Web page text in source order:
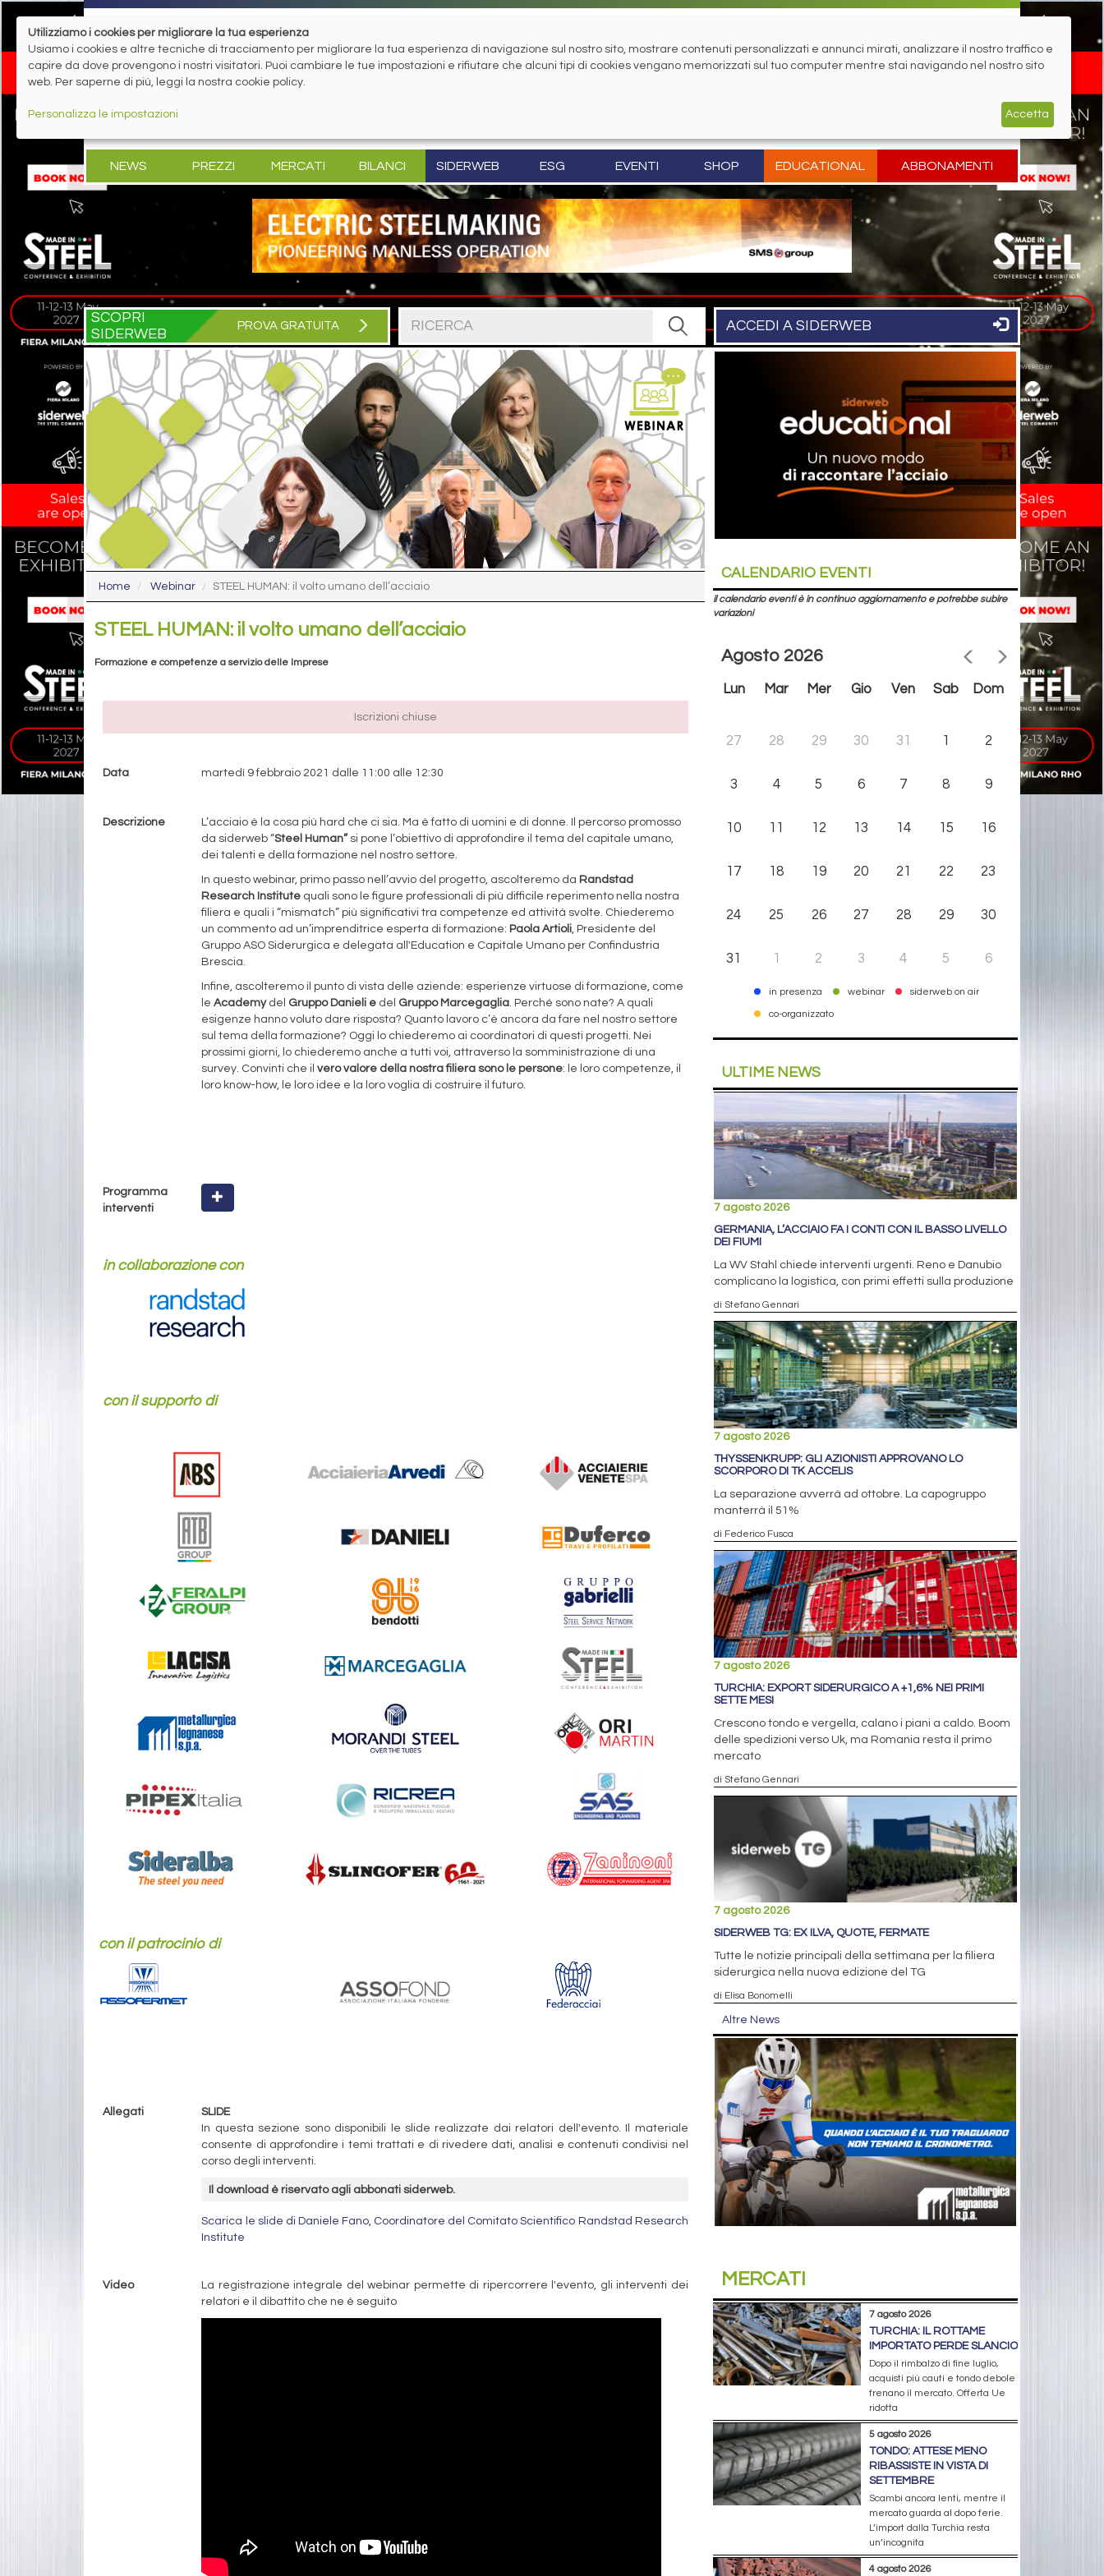
NEWS PREZZI MERCATI BILANCI SIDERWEB ESG EVENTI SHOP EDUCATIONAL ABBONAMENTI
SCOPRI
SIDERWEB
PROVA GRATUITA ACCEDI A SIDERWEB
Home Webinar STEEL HUMAN: il volto umano dell’acciaio
STEEL HUMAN: il volto umano dell’acciaio
Formazione e competenze a servizio delle Imprese
Iscrizioni chiuse
Data martedì 9 febbraio 2021 dalle 11:00 alle 12:30
Descrizione
L’acciaio è la cosa più hard che ci sia. Ma è fatto di uomini e di donne. Il percorso promosso
da siderweb “Steel Human” si pone l’obiettivo di approfondire il tema del capitale umano,
dei talenti e della formazione nel nostro settore.
In questo webinar, primo passo nell’avvio del progetto, ascolteremo da Randstad
Research Institute quali sono le figure professionali di più difficile reperimento nella nostra
filiera e quali i “mismatch” più significativi tra competenze ed attività svolte. Chiederemo
un commento ad un’imprenditrice esperta di formazione: Paola Artioli, Presidente del
Gruppo ASO Siderurgica e delegata all'Education e Capitale Umano per Confindustria
Brescia.
Infine, ascolteremo il punto di vista delle aziende: esperienze virtuose di formazione, come
leAcademy del Gruppo Danieli e del Gruppo Marcegaglia. Perché sono nate? A quali
esigenze hanno voluto dare risposta? Quanto lavoro c’è ancora da fare nel nostro settore
sul tema della formazione? Oggi lo chiederemo ai coordinatori di questi progetti. Nei
prossimi giorni, lo chiederemo anche a tutti voi, attraverso la somministrazione di una
survey. Convinti che ilvero valore della nostra filiera sono le persone: le loro competenze, il
loro know-how, le loro idee e la loro voglia di costruire il futuro.
Programma
interventi
in collaborazione con
con il supporto di
con il patrocinio di
Allegati
SLIDE
In questa sezione sono disponibili le slide realizzate dai relatori dell'evento. Il materiale
consente di approfondire i temi trattati e di rivedere dati, analisi e contenuti condivisi nel
corso degli interventi.
Il download è riservato agli abbonati siderweb.
Scarica le slide di Daniele Fano, Coordinatore del Comitato Scientifico Randstad Research
Institute
Video
La registrazione integrale del webinar permette di ripercorrere l'evento, gli interventi dei
relatori e il dibattito che ne è seguito
CALENDARIO EVENTI
il calendario eventi è in continuo aggiornamento e potrebbe subire
variazioni
Agosto 2026
Lun Mar Mer Gio Ven Sab Dom
27 28 29 30 31 1 2
3 4 5 6 7 8 9
10 11 12 13 14 15 16
17 18 19 20 21 22 23
24 25 26 27 28 29 30
31 2 3 4 5 6
in presenza webinar siderweb on air
co-organizzato
ULTIME NEWS
7 agosto 2026
GERMANIA, L’ACCIAIO FA I CONTI CON IL BASSO LIVELLO
DEI FIUMI
La WV Stahl chiede interventi urgenti. Reno e Danubio
complicano la logistica, con primi effetti sulla produzione
di Stefano Gennari
7 agosto 2026
THYSSENKRUPP: GLI AZIONISTI APPROVANO LO
SCORPORO DI TK ACCELIS
La separazione avverrà ad ottobre. La capogruppo
manterrà il 51%
di Federico Fusca
7 agosto 2026
TURCHIA: EXPORT SIDERURGICO A +1,6% NEI PRIMI
SETTE MESI
Crescono tondo e vergella, calano i piani a caldo. Boom
delle spedizioni verso Uk, ma Romania resta il primo
mercato
di Stefano Gennari
7 agosto 2026
SIDERWEB TG: EX ILVA, QUOTE, FERMATE
Tutte le notizie principali della settimana per la filiera
siderurgica nella nuova edizione del TG
di Elisa Bonomelli
Altre News
MERCATI
7 agosto 2026
TURCHIA: IL ROTTAME
IMPORTATO PERDE SLANCIO
Dopo il rimbalzo di fine luglio,
acquisti più cauti e tondo debole
frenano il mercato. Offerta Ue
ridotta
5 agosto 2026
TONDO: ATTESE MENO
RIBASSISTE IN VISTA DI
SETTEMBRE
Scambi ancora lenti, mentre il
mercato guarda al dopo ferie.
L’import dalla Turchia resta
un’incognita
4 agosto 2026
Utilizziamo i cookies per migliorare la tua esperienza
Usiamo i cookies e altre tecniche di tracciamento per migliorare la tua esperienza di navigazione sul nostro sito, mostrare contenuti personalizzati e annunci mirati, analizzare il nostro traffico e
capire da dove provengono i nostri visitatori. Puoi cambiare le tue impostazioni e rifiutare che alcuni tipi di cookies vengano memorizzati sul tuo computer mentre stai navigando nel nostro sito
web. Per saperne di più, leggi la nostra cookie policy.
Personalizza le impostazioni Accetta